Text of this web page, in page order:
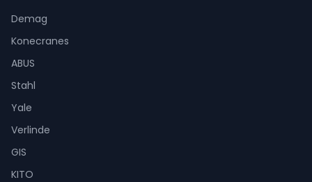
Demag
Konecranes
ABUS
Stahl
Yale
Verlinde
GIS
KITO